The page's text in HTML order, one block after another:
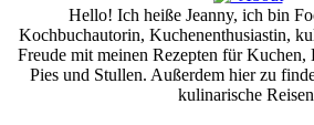
Hello! Ich heiße Jeanny, ich bin
Kochbuchautorin, Kuchenenthusiastin,
Freude mit meinen Rezepten für Kuchen,
Pies und Stullen. Außerdem hier zu
kulinarische